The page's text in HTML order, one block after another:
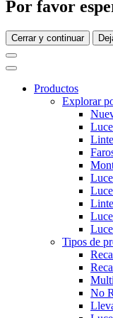
Por favor
Cerrar y continuar
Productos
Explorar
Tipos de
No